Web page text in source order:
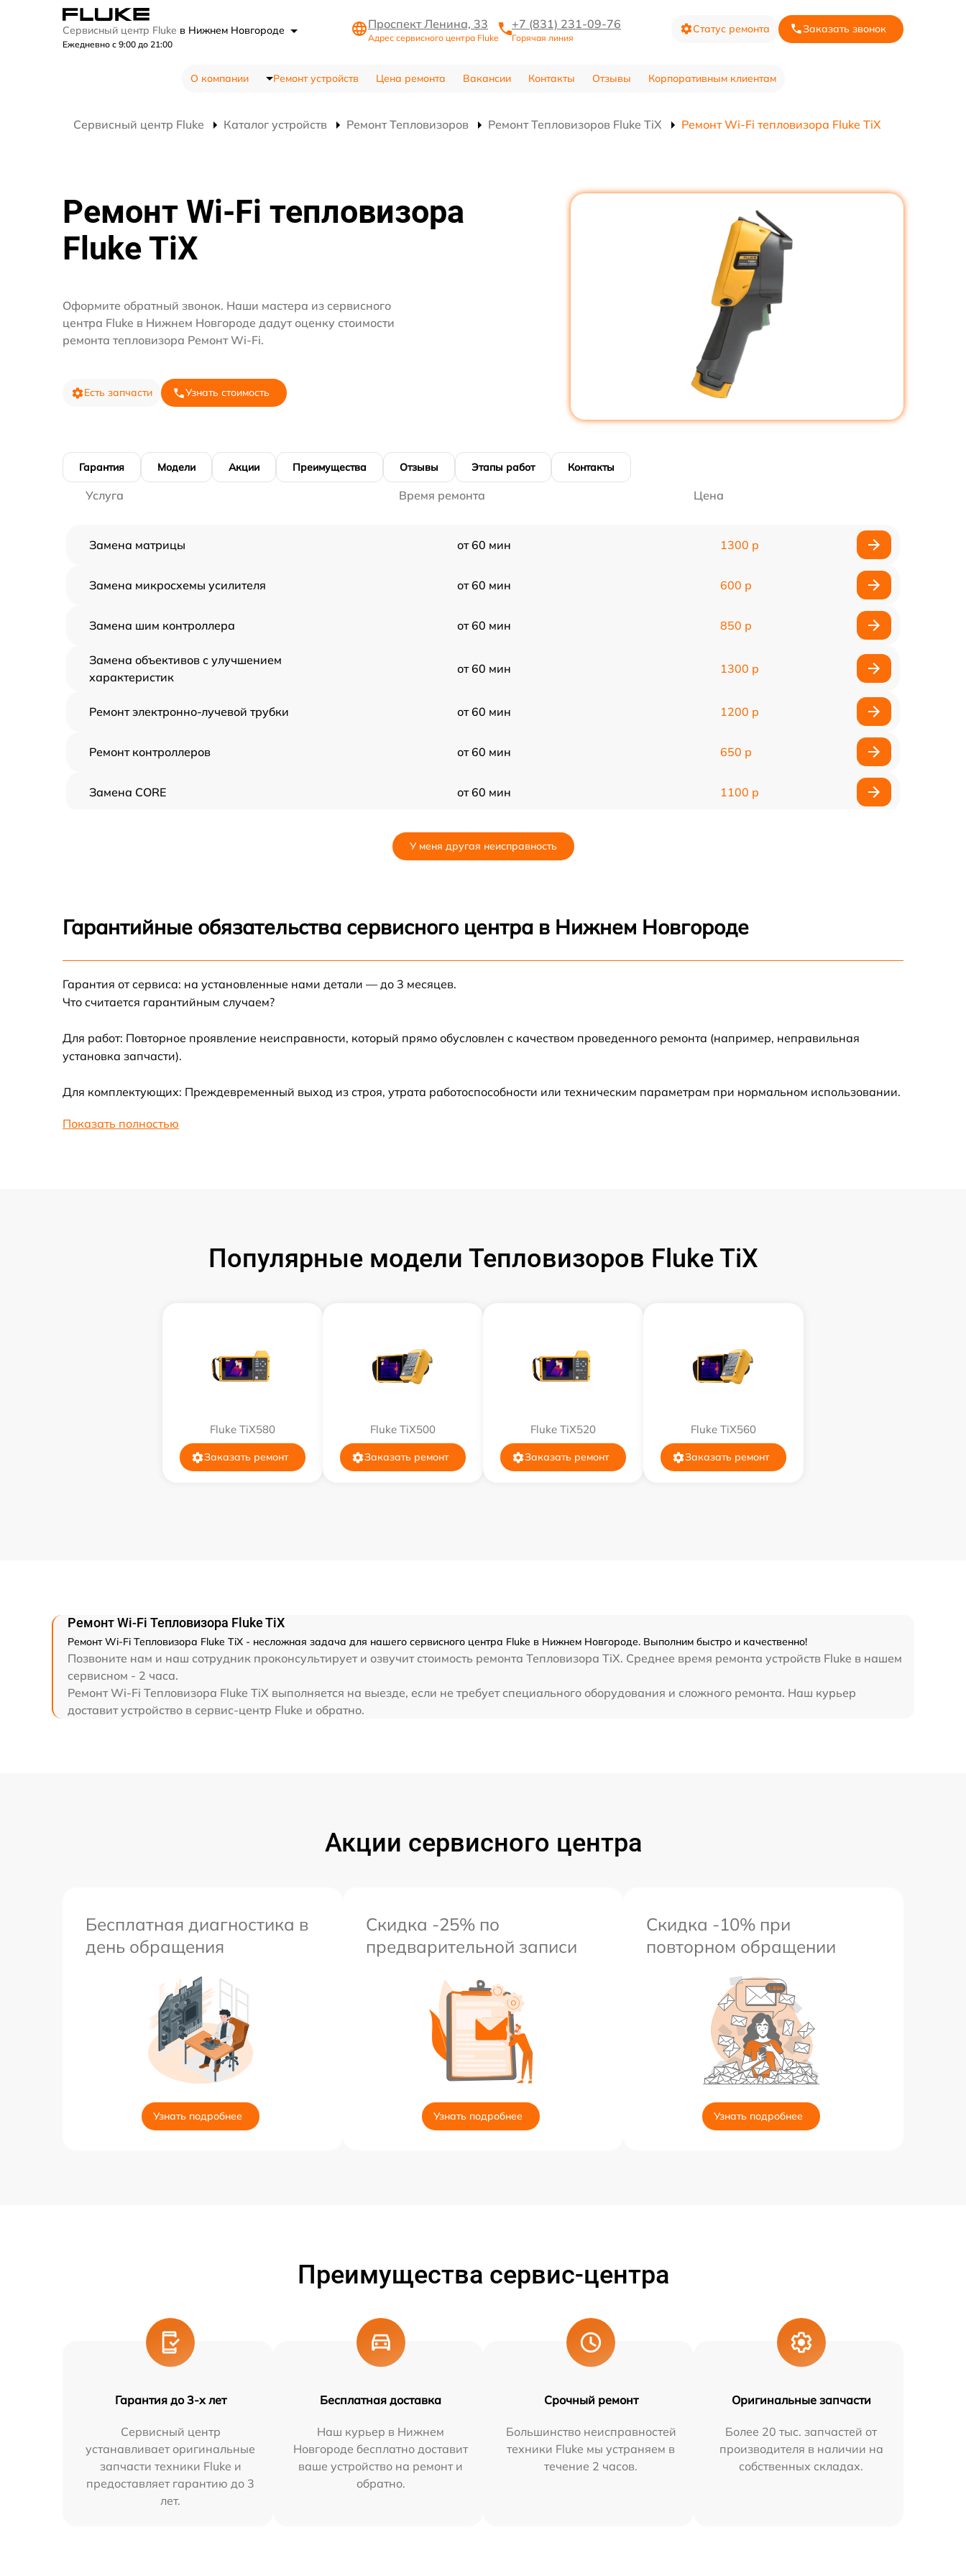
Сервисный центр Fluke в Нижнем Новгороде
Ежедневно с 9:00 до 21:00
Проспект Ленина, 33
Адрес сервисного центра Fluke
+7 (831) 231-09-76
Горячая линия
Статус ремонта Заказать звонок
О компании Ремонт устройств Цена ремонта Вакансии Контакты Отзывы Корпоративным клиентам
Сервисный центр Fluke Каталог устройств Ремонт Тепловизоров Ремонт Тепловизоров Fluke TiX Ремонт Wi-Fi тепловизора Fluke TiX
Ремонт Wi-Fi тепловизора
Fluke TiX
Оформите обратный звонок. Наши мастера из сервисного
центра Fluke в Нижнем Новгороде дадут оценку стоимости
ремонта тепловизора Ремонт Wi-Fi.
Есть запчасти Узнать стоимость
Гарантия Модели Акции Преимущества Отзывы Этапы работ Контакты
Услуга Время ремонта Цена
Замена матрицы от 60 мин 1300 р
Замена микросхемы усилителя от 60 мин 600 р
Замена шим контроллера от 60 мин 850 р
Замена объективов с улучшением
характеристик
от 60 мин 1300 р
Ремонт электронно-лучевой трубки от 60 мин 1200 р
Ремонт контроллеров от 60 мин 650 р
Замена CORE от 60 мин 1100 р
от 60 мин
Ремонт встроенного дальнометра и
других устройств
Замена микросхемы логики от 60 мин 450 р
Ремонт цепи питания
Прошивка (Обновление ПО) 450 р
Восстановление после попадания влаги от 60 мин 850 р
У меня другая неисправность
Гарантийные обязательства сервисного центра в Нижнем Новгороде
Гарантия от сервиса: на установленные нами детали — до 3 месяцев.
Что считается гарантийным случаем?
Для работ: Повторное проявление неисправности, который прямо обусловлен с качеством проведенного ремонта (например, неправильная
установка запчасти).
Для комплектующих: Преждевременный выход из строя, утрата работоспособности или техническим параметрам при нормальном использовании.
Показать полностью
Популярные модели Тепловизоров Fluke TiX
Fluke TiX580
Заказать ремонт
Fluke TiX500
Заказать ремонт
Fluke TiX520
Заказать ремонт
Fluke TiX560
Заказать ремонт
Ремонт Wi-Fi Тепловизора Fluke TiX
Ремонт Wi-Fi Тепловизора Fluke TiX - несложная задача для нашего сервисного центра Fluke в Нижнем Новгороде. Выполним быстро и качественно!
Позвоните нам и наш сотрудник проконсультирует и озвучит стоимость ремонта Тепловизора TiX. Среднее время ремонта устройств Fluke в нашем
сервисном - 2 часа.
Ремонт Wi-Fi Тепловизора Fluke TiX выполняется на выезде, если не требует специального оборудования и сложного ремонта. Наш курьер
доставит устройство в сервис-центр Fluke и обратно.
Акции сервисного центра
Бесплатная диагностика в
день обращения
Узнать подробнее
Скидка -25% по
предварительной записи
Узнать подробнее
Скидка -10% при
повторном обращении
Узнать подробнее
Преимущества сервис-центра
Гарантия до 3-х лет
Сервисный центр
устанавливает оригинальные
запчасти техники Fluke и
предоставляет гарантию до 3
лет.
Бесплатная доставка
Наш курьер в Нижнем
Новгороде бесплатно доставит
ваше устройство на ремонт и
обратно.
Срочный ремонт
Большинство неисправностей
техники Fluke мы устраняем в
течение 2 часов.
Оригинальные запчасти
Более 20 тыс. запчастей от
производителя в наличии на
собственных складах.